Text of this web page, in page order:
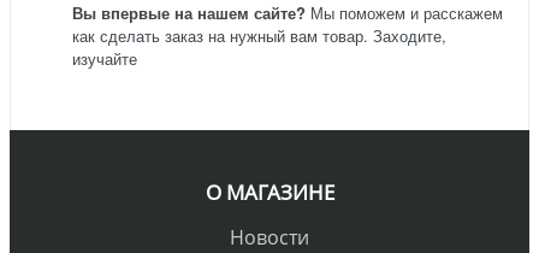
Вы впервые на нашем сайте? Мы поможем и расскажем
как сделать заказ на нужный вам товар. Заходите,
изучайте
О МАГАЗИНЕ
Новости